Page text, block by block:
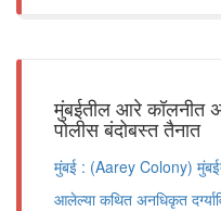
मुंबईतील आरे कॉलनीत
पोलीस बंदोबस्त तैनात
मुंबई : (Aarey Colony)
आलेल्या कथित अनधिकृत